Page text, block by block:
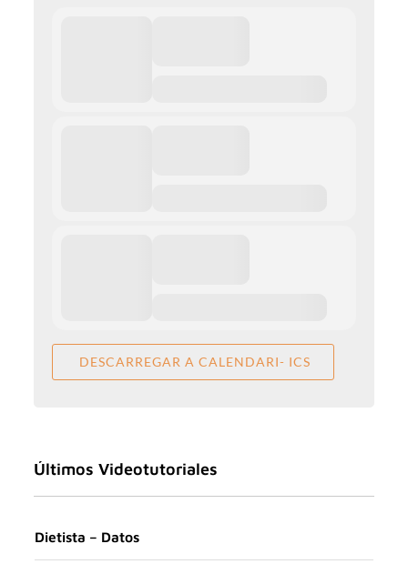
DESCARREGAR A CALENDARI- ICS
Últimos Videotutoriales
Dietista – Datos